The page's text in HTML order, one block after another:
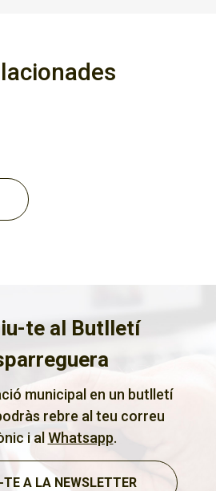
te al Butlletí
municipal en un butlletí
rebre al teu correu
i al Whatsapp.
TE A LA NEWSLETTER